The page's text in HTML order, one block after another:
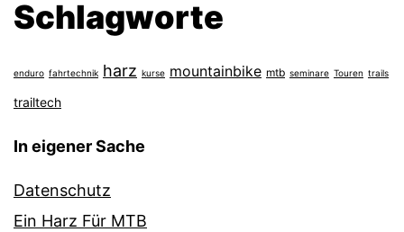
Schlagworte
enduro fahrtechnik harz kurse mountainbike mtb seminare Touren trails
trailtech
In eigener Sache
Datenschutz
Ein Harz Für MTB